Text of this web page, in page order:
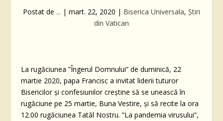
Postat de ... | mart. 22, 2020 | Biserica Universala, Știri
din Vatican
La rugăciunea ”Îngerul Domnului” de duminică, 22
martie 2020, papa Francisc a invitat liderii tuturor
Bisericilor și confesiunilor creștine să se unească în
rugăciune pe 25 martie, Buna Vestire, și să recite la ora
12.00 rugăciunea Tatăl Nostru. ”La pandemia virusului”,